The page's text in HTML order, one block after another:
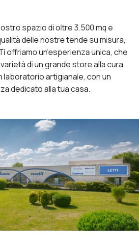
spazio di oltre 3.500 mq e
delle nostre tende su misura,
offriamo un'esperienza unica, che
di un grande store alla cura
laboratorio artigianale, con un
dedicato alla tua casa.